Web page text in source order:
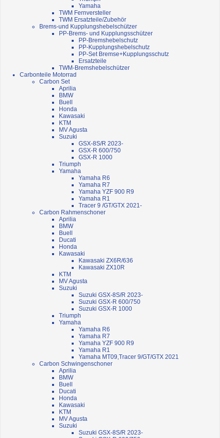
Yamaha
TWM Fernversteller
TWM Ersatzteile/Zubehör
Brems-und Kupplungshebelschützer
PP-Brems- und Kupplungsschützer
PP-Bremshebelschutz
PP-Kupplungshebelschutz
PP-Set Bremse+Kupplungsschutz
Ersatzteile
TWM-Bremshebelschützer
Carbonteile Motorrad
Carbon Set
Aprilia
BMW
Buell
Honda
Kawasaki
KTM
MV Agusta
Suzuki
GSX-8S/R 2023-
GSX-R 600/750
GSX-R 1000
Triumph
Yamaha
Yamaha R6
Yamaha R7
Yamaha YZF 900 R9
Yamaha R1
Tracer 9 /GT/GTX 2021-
Carbon Rahmenschoner
Aprilia
BMW
Buell
Ducati
Honda
Kawasaki
Kawasaki ZX6R/636
Kawasaki ZX10R
KTM
MV Agusta
Suzuki
Suzuki GSX-8S/R 2023-
Suzuki GSX-R 600/750
Suzuki GSX-R 1000
Triumph
Yamaha
Yamaha R6
Yamaha R7
Yamaha YZF 900 R9
Yamaha R1
Yamaha MT09,Tracer 9/GT/GTX 2021
Carbon Schwingenschoner
Aprilia
BMW
Buell
Ducati
Honda
Kawasaki
KTM
MV Agusta
Suzuki
Suzuki GSX-8S/R 2023-